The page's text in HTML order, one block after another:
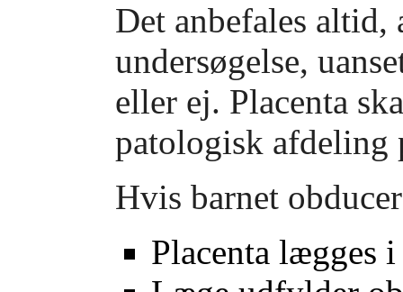
Det anbefales altid,
undersøgelse, u
eller ej. Placenta
patologisk afdeling
Hvis barnet
Placenta lægges